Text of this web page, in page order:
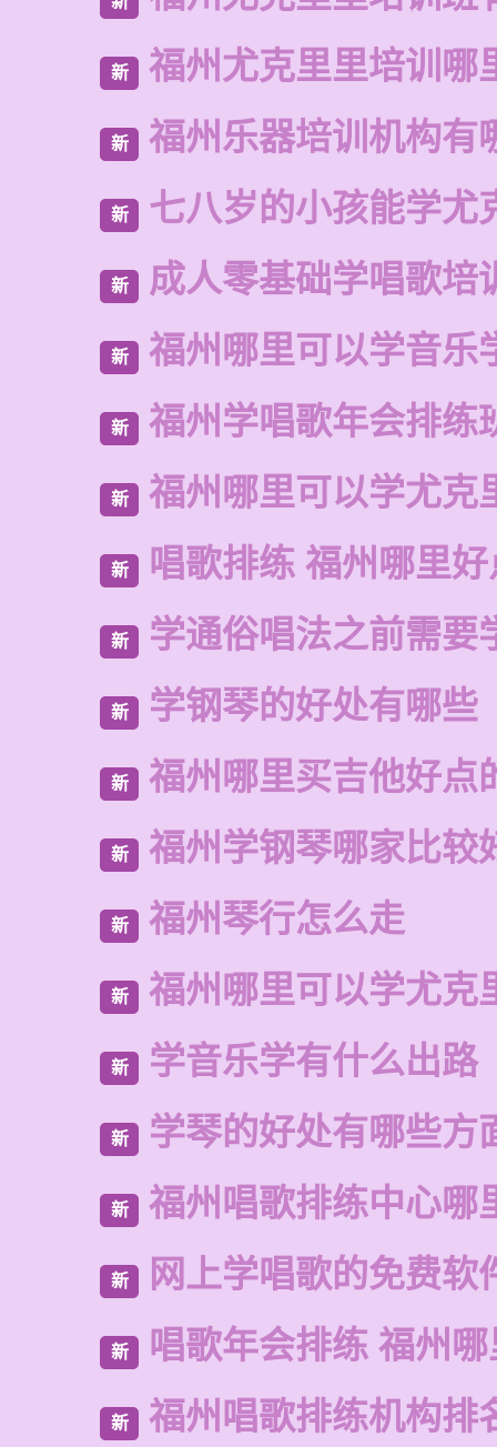
新 福州尤克里里培训哪
新 福州乐器培训机构有
新 七八岁的小孩能学尤
新 成人零基础学唱歌培
新 福州哪里可以学音乐
新 福州学唱歌年会排练
新 福州哪里可以学尤克
新 唱歌排练 福州哪里
新 学通俗唱法之前需要
新 学钢琴的好处有哪些
新 福州哪里买吉他好点
新 福州学钢琴哪家比较
新 福州琴行怎么走
新 福州哪里可以学尤克
新 学音乐学有什么出路
新 学琴的好处有哪些方
新 福州唱歌排练中心哪
新 网上学唱歌的免费软
新 唱歌年会排练 福州
新 福州唱歌排练机构排